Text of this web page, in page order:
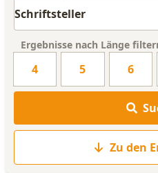
Ergebnisse nach Länge
4 5 6
Zu den